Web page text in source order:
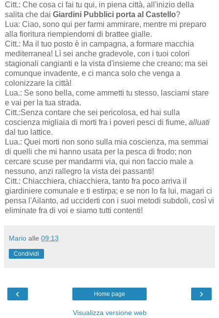
Citt.: Che cosa ci fai tu qui, in piena città, all'inizio della
salita che dai Giardini Pubblici porta al Castello?
Lua: Ciao, sono qui per farmi ammirare, mentre mi preparo
alla fioritura riempiendomi di brattee gialle.
Citt.: Ma il tuo posto è in campagna, a formare macchia
mediterranea! Lì sei anche gradevole, con i tuoi colori
stagionali cangianti e la vista d'insieme che creano; ma sei
comunque invadente, e ci manca solo che venga a
colonizzare la città!
Lua.: Se sono bella, come ammetti tu stesso, lasciami stare
e vai per la tua strada.
Citt.:Senza contare che sei pericolosa, ed hai sulla
coscienza migliaia di morti fra i poveri pesci di fiume, alluati
dal tuo lattice.
Lua.: Quei morti non sono sulla mia coscienza, ma semmai
di quelli che mi hanno usata per la pesca di frodo; non
cercare scuse per mandarmi via, qui non faccio male a
nessuno, anzi rallegro la vista dei passanti!
Citt.: Chiacchiera, chiacchiera, tanto fra poco arriva il
giardiniere comunale e ti estirpa; e se non lo fa lui, magari ci
pensa l'Ailanto, ad ucciderti con i suoi metodi subdoli, così vi
eliminate fra di voi e siamo tutti contenti!
Mario alle 09:13
Condividi
‹ ›
Home page
Visualizza versione web